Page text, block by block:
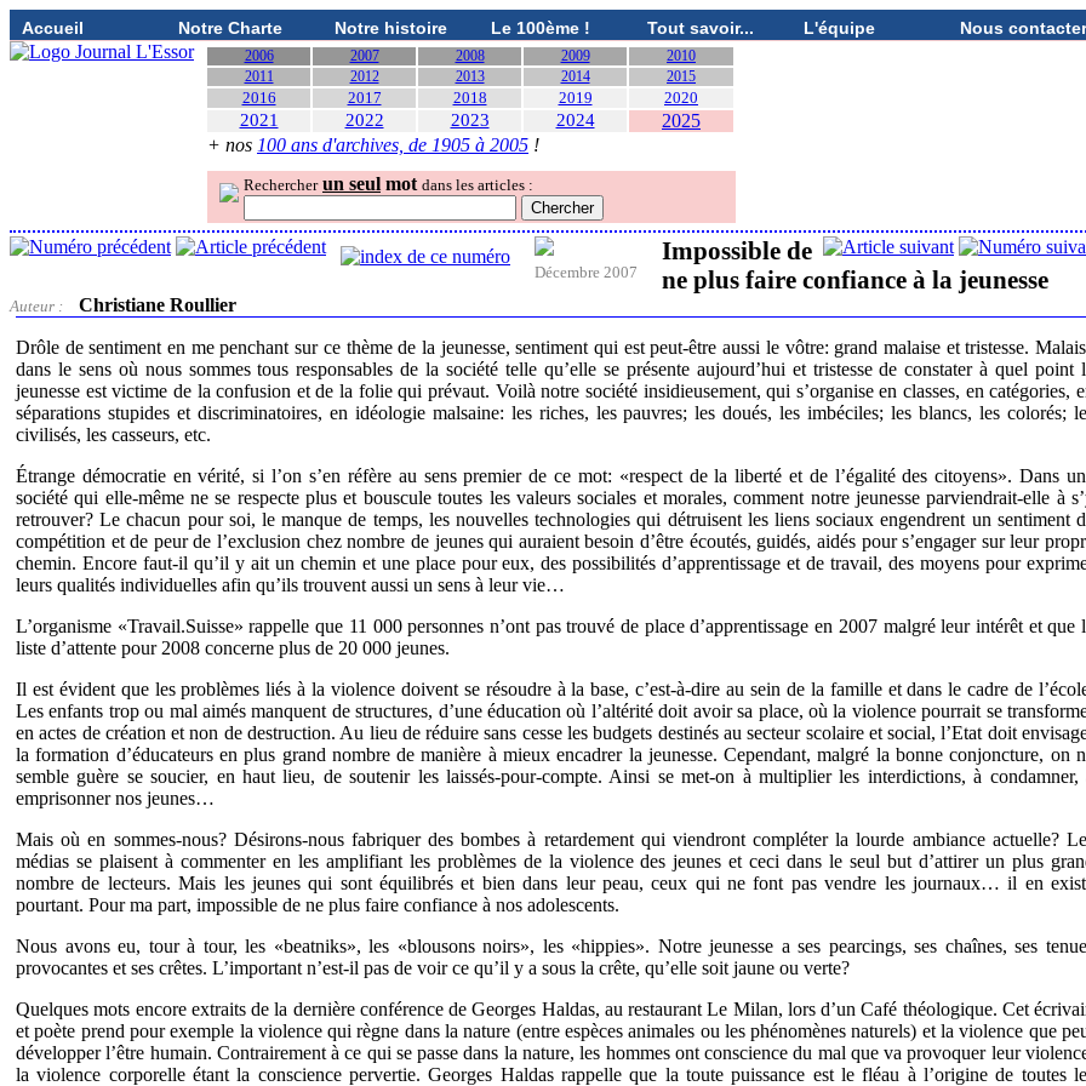
Accueil Notre Charte Notre histoire Le 100ème ! Tout savoir... L'équipe Nous contacter
2006 2007 2008 2009
2010
2011
2012 2013 2014 2015
2016 2017 2018 2019 2020
2021 2022 2023 2024
2025
+ nos 100 ans d'archives, de 1905 à 2005 !
Rechercher un seul mot dans les articles :
Décembre 2007
Impossible de
ne plus faire confiance à la jeunesse
Auteur : Christiane Roullier
Drôle de sentiment en me penchant sur ce thème de la jeunesse, sentiment qui est peut-être aussi le vôtre: grand malaise et tristesse.
dans le sens où nous sommes tous responsables de la société telle qu’elle se présente aujourd’hui et tristesse de constater à quel point
jeunesse est victime de la confusion et de la folie qui prévaut. Voilà notre société insidieusement, qui s’organise en classes, en catégories,
séparations stupides et discriminatoires, en idéologie malsaine: les riches, les pauvres; les doués, les imbéciles; les blancs, les colorés;
civilisés, les casseurs, etc.
Étrange démocratie en vérité, si l’on s’en réfère au sens premier de ce mot: «respect de la liberté et de l’égalité des citoyens». Dans
société qui elle-même ne se respecte plus et bouscule toutes les valeurs sociales et morales, comment notre jeunesse parviendrait-elle à
retrouver? Le chacun pour soi, le manque de temps, les nouvelles technologies qui détruisent les liens sociaux engendrent un sentiment
compétition et de peur de l’exclusion chez nombre de jeunes qui auraient besoin d’être écoutés, guidés, aidés pour s’engager sur leur
chemin. Encore faut-il qu’il y ait un chemin et une place pour eux, des possibilités d’apprentissage et de travail, des moyens pour
leurs qualités individuelles afin qu’ils trouvent aussi un sens à leur vie…
L’organisme «Travail.Suisse» rappelle que 11 000 personnes n’ont pas trouvé de place d’apprentissage en 2007 malgré leur intérêt et que
liste d’attente pour 2008 concerne plus de 20 000 jeunes.
Il est évident que les problèmes liés à la violence doivent se résoudre à la base, c’est-à-dire au sein de la famille et dans le cadre de
Les enfants trop ou mal aimés manquent de structures, d’une éducation où l’altérité doit avoir sa place, où la violence pourrait se
en actes de création et non de destruction. Au lieu de réduire sans cesse les budgets destinés au secteur scolaire et social, l’Etat doit
la formation d’éducateurs en plus grand nombre de manière à mieux encadrer la jeunesse. Cependant, malgré la bonne conjoncture, on
semble guère se soucier, en haut lieu, de soutenir les laissés-pour-compte. Ainsi se met-on à multiplier les interdictions, à condamner,
emprisonner nos jeunes…
Mais où en sommes-nous? Désirons-nous fabriquer des bombes à retardement qui viendront compléter la lourde ambiance actuelle?
médias se plaisent à commenter en les amplifiant les problèmes de la violence des jeunes et ceci dans le seul but d’attirer un plus
nombre de lecteurs. Mais les jeunes qui sont équilibrés et bien dans leur peau, ceux qui ne font pas vendre les journaux… il en
pourtant. Pour ma part, impossible de ne plus faire confiance à nos adolescents.
Nous avons eu, tour à tour, les «beatniks», les «blousons noirs», les «hippies». Notre jeunesse a ses pearcings, ses chaînes, ses
provocantes et ses crêtes. L’important n’est-il pas de voir ce qu’il y a sous la crête, qu’elle soit jaune ou verte?
Quelques mots encore extraits de la dernière conférence de Georges Haldas, au restaurant Le Milan, lors d’un Café théologique. Cet
et poète prend pour exemple la violence qui règne dans la nature (entre espèces animales ou les phénomènes naturels) et la violence que
développer l’être humain. Contrairement à ce qui se passe dans la nature, les hommes ont conscience du mal que va provoquer leur
la violence corporelle étant la conscience pervertie. Georges Haldas rappelle que la toute puissance est le fléau à l’origine de toutes